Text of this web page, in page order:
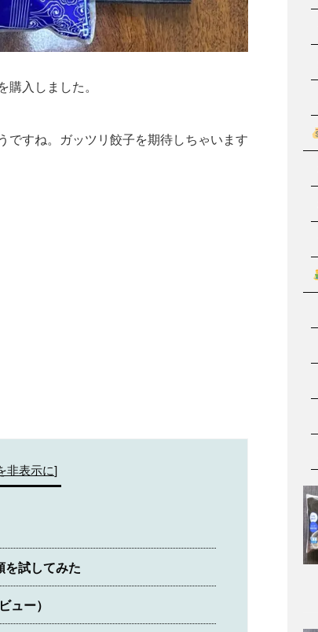
入しました。
ですね。ガッツリ餃子を期待しちゃいます
非表示に]
を試してみた
ュー）